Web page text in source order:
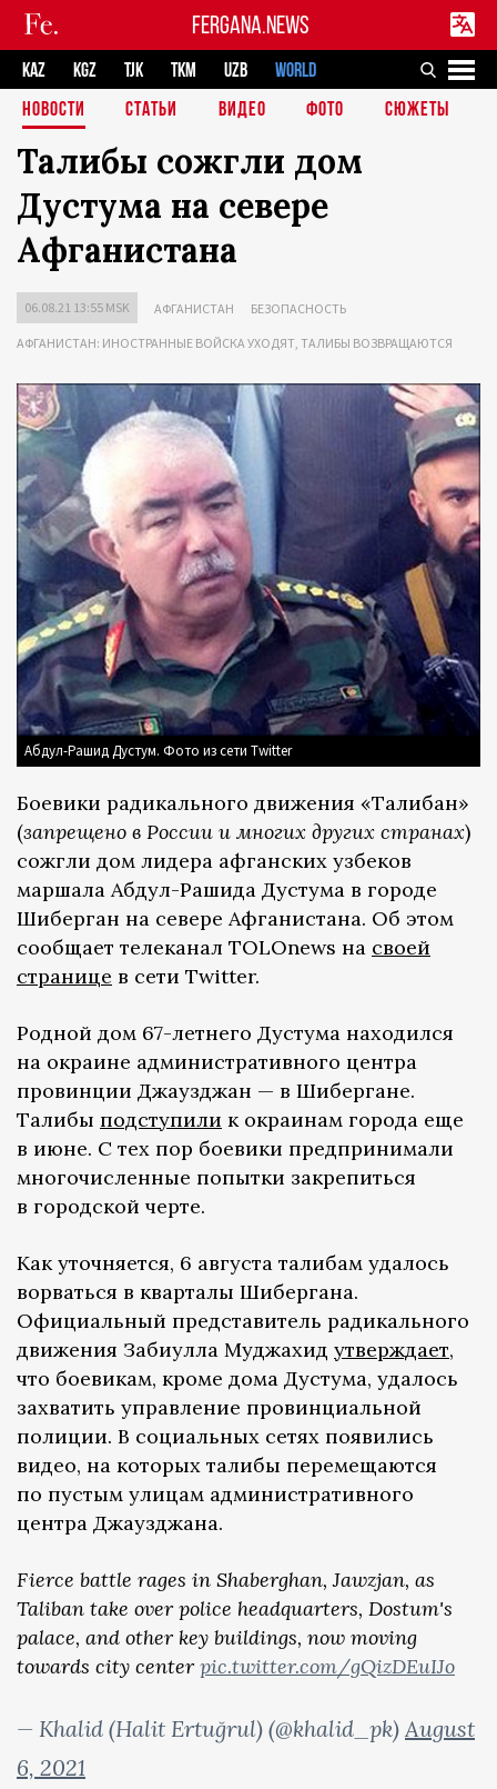
FERGANA.NEWS
KAZ KGZ TJK TKM UZB
WORLD
НОВОСТИ
СТАТЬИ ВИДЕО ФОТО СЮЖЕТЫ
Талибы сожгли дом
Дустума на севере
Афганистана
06.08.21 13:55 MSK АФГАНИСТАН БЕЗОПАСНОСТЬ
АФГАНИСТАН: ИНОСТРАННЫЕ ВОЙСКА УХОДЯТ, ТАЛИБЫ ВОЗВРАЩАЮТСЯ
Абдул-Рашид Дустум. Фото из сети Twitter
Боевики радикального движения «Талибан»
(запрещено в России и многих других странах)
сожгли дом лидера афганских узбеков
маршала Абдул-Рашида Дустума в городе
Шиберган на севере Афганистана. Об этом
сообщает телеканал TOLOnews на своей
странице в сети Twitter.
Родной дом 67-летнего Дустума находился
на окраине административного центра
провинции Джаузджан — в Шибергане.
Талибы подступили к окраинам города еще
в июне. С тех пор боевики предпринимали
многочисленные попытки закрепиться
в городской черте.
Как уточняется, 6 августа талибам удалось
ворваться в кварталы Шибергана.
Официальный представитель радикального
движения Забиулла Муджахид утверждает,
что боевикам, кроме дома Дустума, удалось
захватить управление провинциальной
полиции. В социальных сетях появились
видео, на которых талибы перемещаются
по пустым улицам административного
центра Джаузджана.
Fierce battle rages in Shaberghan, Jawzjan, as
Taliban take over police headquarters, Dostum's
palace, and other key buildings, now moving
towards city center pic.twitter.com/gQizDEuIJo
— Khalid (Halit Ertuğrul) (@khalid_pk)August
6, 2021